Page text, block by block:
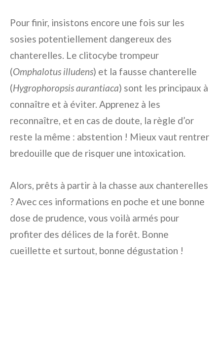
Pour finir, insistons encore une fois sur les
sosies potentiellement dangereux des
chanterelles. Le clitocybe trompeur
(Omphalotus illudens) et la fausse chanterelle
(Hygrophoropsis aurantiaca) sont les principaux à
connaître et à éviter. Apprenez à les
reconnaître, et en cas de doute, la règle d’or
reste la même : abstention ! Mieux vaut rentrer
bredouille que de risquer une intoxication.
Alors, prêts à partir à la chasse aux chanterelles
? Avec ces informations en poche et une bonne
dose de prudence, vous voilà armés pour
profiter des délices de la forêt. Bonne
cueillette et surtout, bonne dégustation !